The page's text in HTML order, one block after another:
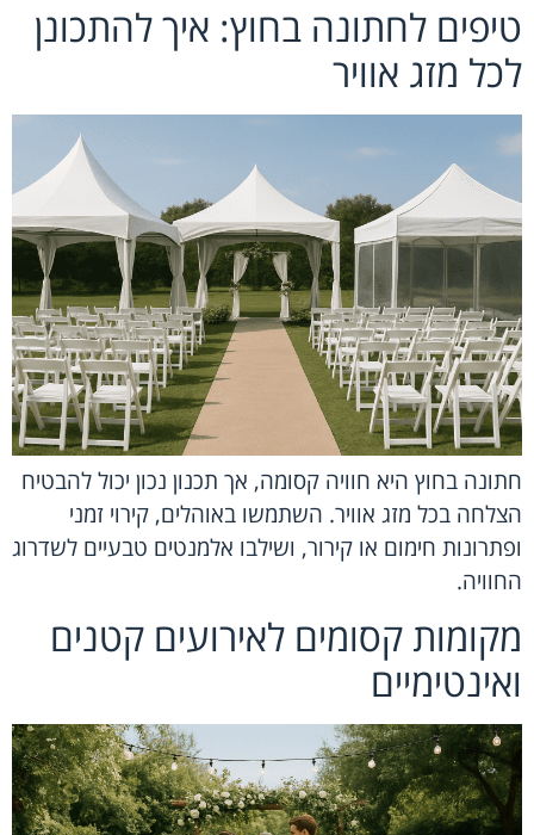
טיפים לחתונה בחוץ: איך להתכונן
לכל מזג אוויר
חתונה בחוץ היא חוויה קסומה, אך תכנון נכון יכול להבטיח
הצלחה בכל מזג אוויר. השתמשו באוהלים, קירוי זמני
ופתרונות חימום או קירור, ושילבו אלמנטים טבעיים לשדרוג
החוויה.
מקומות קסומים לאירועים קטנים
ואינטימיים